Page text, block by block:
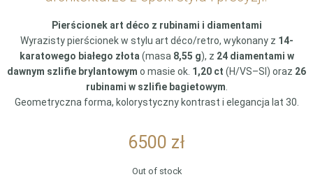
Pierścionek art déco z rubinami i diamentami
Wyrazisty pierścionek w stylu art déco/retro, wykonany z 14-
karatowego białego złota (masa 8,55 g), z 24 diamentami w
dawnym szlifie brylantowym o masie ok. 1,20 ct (H/VS–SI) oraz 26
rubinami w szlifie bagietowym
Geometryczna forma, kolorystyczny kontrast i elegancja lat 30.
6500 zł
Out of stock